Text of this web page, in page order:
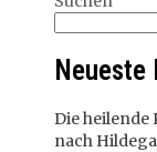
Neueste
Die
nach